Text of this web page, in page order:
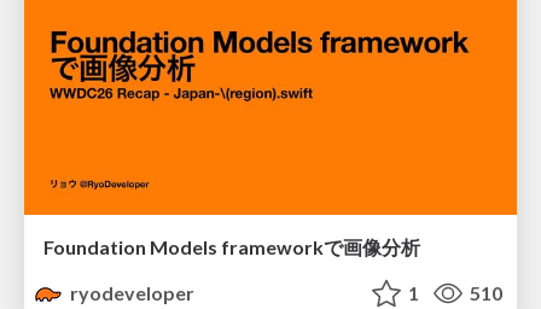
Foundation Models frameworkで画像分析
ryodeveloper
1 510